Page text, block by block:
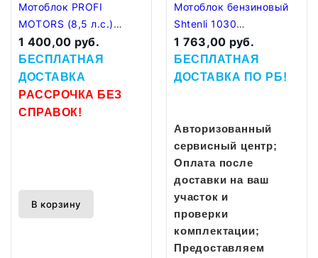
Мотоблок PROFI
MOTORS (8,5 л.с.)
ПОНИЖЕННАЯ
ПЕРЕДАЧА
1 400,00 руб.
БЕСПЛАТНАЯ
ДОСТАВКА
РАССРОЧКА БЕЗ
СПРАВОК!
В корзину
Мотоблок бензиновый
Shtenli 1030
Пониженная передача
1 763,00 руб.
БЕСПЛАТНАЯ
ДОСТАВКА ПО РБ!
Авторизованный
сервисный центр;
Оплата после
доставки на ваш
участок и
проверки
комплектации;
Предоставляем